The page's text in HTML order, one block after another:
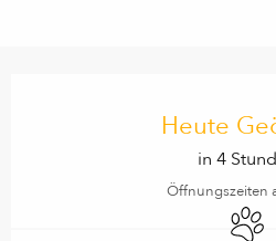
Heute
in 4
Öffnungszeiten
Tiere